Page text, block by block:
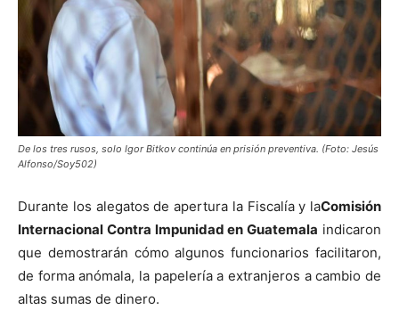
De los tres rusos, solo Igor Bitkov continúa en prisión preventiva. (Foto: Jesús
Alfonso/Soy502)
Durante los alegatos de apertura la Fiscalía y laComisión
Internacional Contra lmpunidad en Guatemala indicaron
que demostrarán cómo algunos funcionarios facilitaron,
de forma anómala, la papelería a extranjeros a cambio de
altas sumas de dinero.